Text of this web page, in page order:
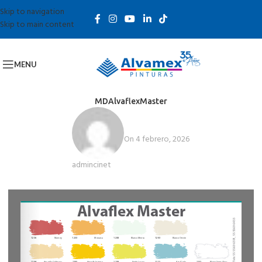
Skip to navigation
Skip to main content
MENU
MDAlvaflexMaster
admincinet
On 4 febrero, 2026